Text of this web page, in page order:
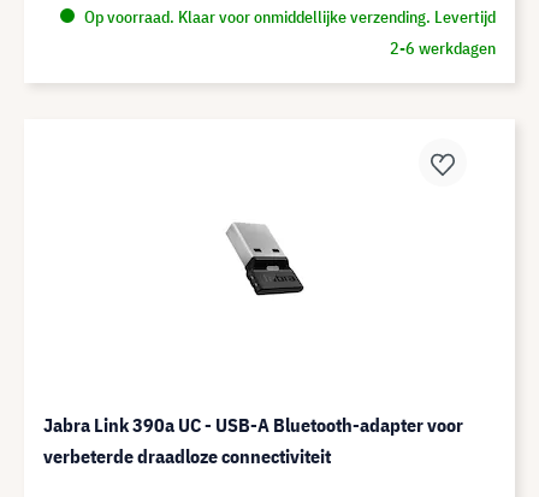
Op voorraad. Klaar voor onmiddellijke verzending. Levertijd
2-6 werkdagen
Jabra Link 390a UC - USB-A Bluetooth-adapter voor
verbeterde draadloze connectiviteit